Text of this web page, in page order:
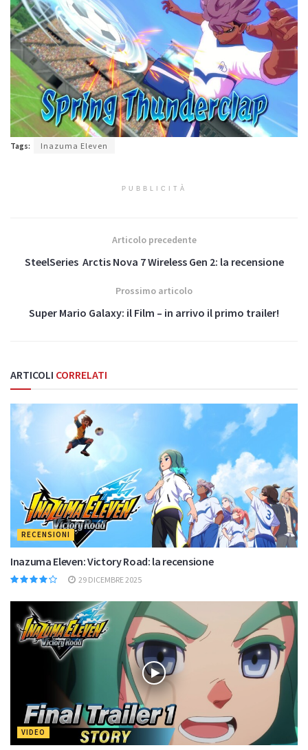
Tags: Inazuma Eleven
PUBBLICITÀ
Articolo precedente
SteelSeries Arctis Nova 7 Wireless Gen 2: la recensione
Prossimo articolo
Super Mario Galaxy: il Film – in arrivo il primo trailer!
ARTICOLI CORRELATI
RECENSIONI
Inazuma Eleven: Victory Road: la recensione
29 DICEMBRE 2025
VIDEO